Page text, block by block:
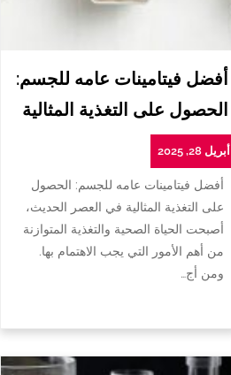
أفضل فيتامينات عامه للجسم:
الحصول على التغذية المثالية
أبريل 28, 2025
أفضل فيتامينات عامه للجسم: الحصول
على التغذية المثالية في العصر الحديث،
أصبحت الحياة الصحية والتغذية المتوازنة
من أهم الأمور التي يجب الاهتمام بها.
ومن أج…